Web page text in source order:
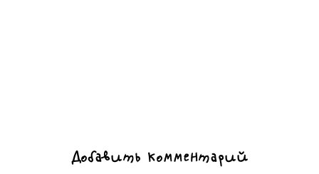
Добавить комментарий